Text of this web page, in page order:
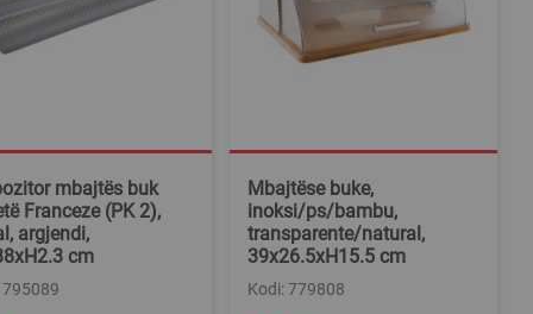
mbajtës buk
Franceze (PK 2),
argjendi,
cm
795089
Mbajtëse buke,
inoksi/ps/bambu,
transparente/natural,
39x26.5xH15.5 cm
Kodi: 779808